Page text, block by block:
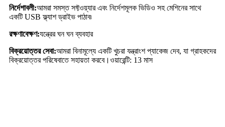
নির্দেশাবলী:আমরা সমস্ত সফ্টওয়্যার এবং নির্দেশমূলক ভিডিও সহ মেশিনের সাথে
একটি USB ফ্ল্যাশ ড্রাইভ পাঠাব৷
রক্ষণাবেক্ষণ:যন্ত্রের ঘন ঘন ব্যবহার
বিক্রয়োত্তর সেবা:আমরা বিনামূল্যে একটি খুচরা যন্ত্রাংশ প্যাকেজ দেব, যা গ্রাহকদের
বিক্রয়োত্তর পরিষেবাতে সহায়তা করবে।ওয়ারেন্টি: 13 মাস